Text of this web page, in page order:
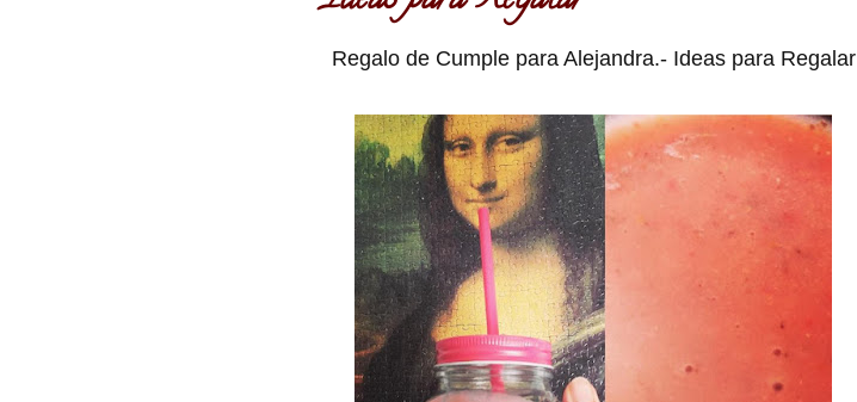
Regalo de Cumple para Alejandra.- Ideas para Regalar